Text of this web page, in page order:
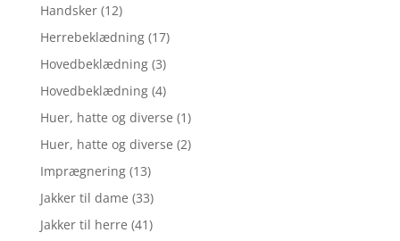
Handsker (12)
Herrebeklædning (17)
Hovedbeklædning (3)
Hovedbeklædning (4)
Huer, hatte og diverse (1)
Huer, hatte og diverse (2)
Imprægnering (13)
Jakker til dame (33)
Jakker til herre (41)